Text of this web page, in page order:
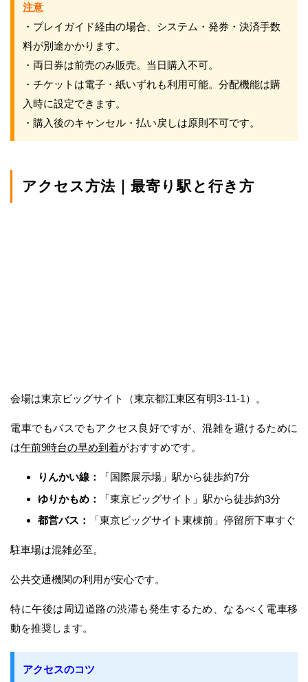
注意
・プレイガイド経由の場合、システム・発券・決済手数
料が別途かかります。
・両日券は前売のみ販売。当日購入不可。
・チケットは電子・紙いずれも利用可能。分配機能は購
入時に設定できます。
・購入後のキャンセル・払い戻しは原則不可です。
アクセス方法｜最寄り駅と行き方
会場は東京ビッグサイト（東京都江東区有明3-11-1）。
電車でもバスでもアクセス良好ですが、混雑を避けるために
は午前9時台の早め到着がおすすめです。
りんかい線：
「国際展示場」駅から徒歩約7分
ゆりかもめ：
「東京ビッグサイト」駅から徒歩約3分
都営バス：
「東京ビッグサイト東棟前」停留所下車すぐ
駐車場は混雑必至。
公共交通機関の利用が安心です。
特に午後は周辺道路の渋滞も発生するため、なるべく電車移
動を推奨します。
アクセスのコツ